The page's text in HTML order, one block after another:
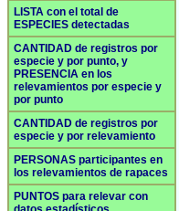
LISTA con el total de
ESPECIES detectadas
CANTIDAD de registros por
especie y por punto, y
PRESENCIA en los
relevamientos por especie y
por punto
CANTIDAD de registros por
especie y por relevamiento
PERSONAS participantes en
los relevamientos de rapaces
PUNTOS para relevar con